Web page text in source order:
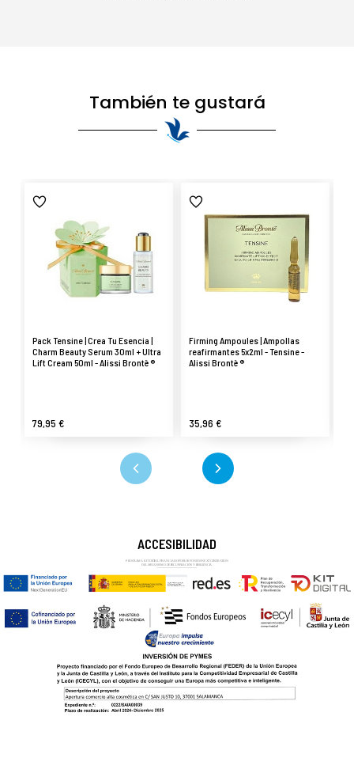
También te gustará
Pack Tensine | Crea Tu Esencia |
Charm Beauty Serum 30ml + Ultra
Lift Cream 50ml - Alissi Brontë ®
79,95 €
Firming Ampoules | Ampollas
reafirmantes 5x2ml - Tensine -
Alissi Brontë ®
35,96 €
ACCESIBILIDAD